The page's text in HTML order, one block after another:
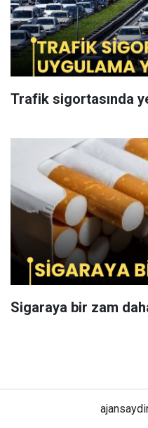
Trafik sigortasında
Sigaraya bir zam